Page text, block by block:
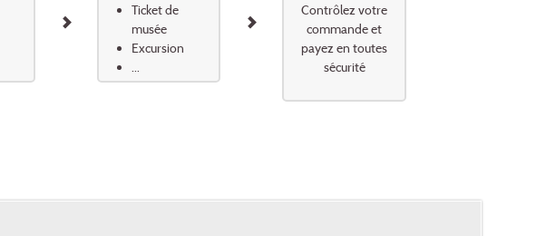
Ticket de
musée
Excursion
Contrôlez votre
commande et
payez en toutes
sécurité